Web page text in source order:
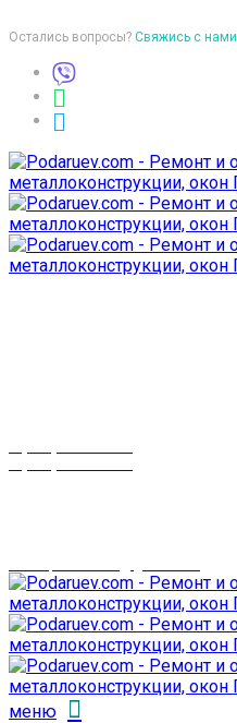
Остались вопросы? Свяжись с нами
меню